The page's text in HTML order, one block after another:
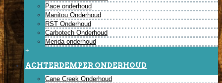
Pace onderhoud
Manitou Onderhoud
RST Onderhoud
Carbotech Onderhoud
Merida onderhoud
+
ACHTERDEMPER ONDERHOUD
Cane Creek Onderhoud